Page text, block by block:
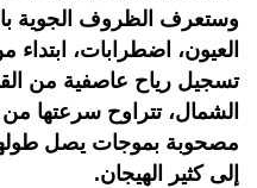
وستعرف الظروف الجوية
تسجيل رياح عاصفية من
إلى كثير الهيجان.